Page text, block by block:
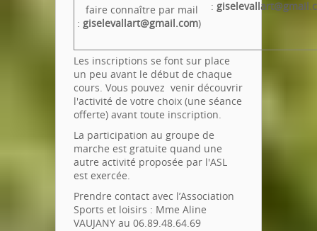
faire connaître par mail
: giselevallart@gmail.com)
:
Les inscriptions se font sur place
un peu avant le début de chaque
cours. Vous pouvez venir découvrir
l'activité de votre choix (une séance
offerte) avant toute inscription.
La participation au groupe de
marche est gratuite quand une
autre activité proposée par l'ASL
est exercée.
Prendre contact avec l’Association
Sports et loisirs : Mme Aline
VAUJANY au 06.89.48.64.69